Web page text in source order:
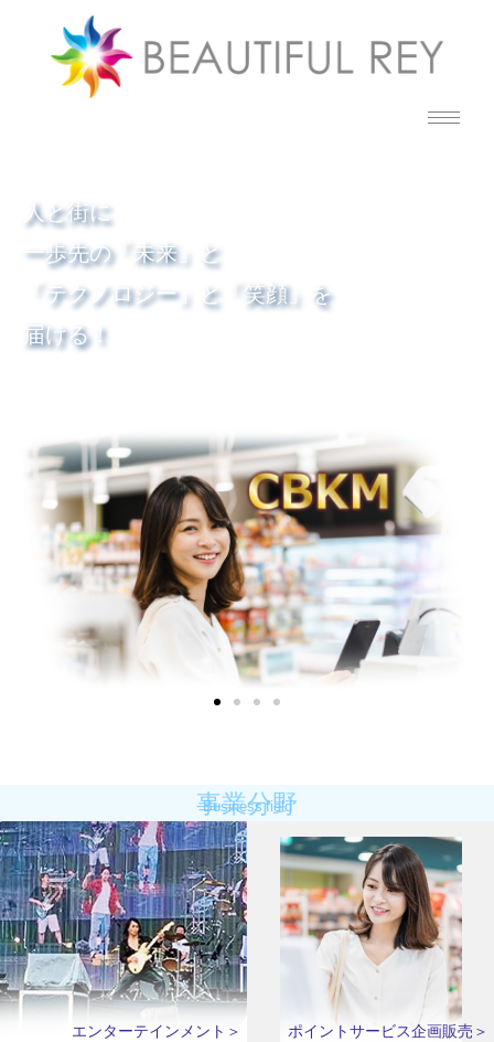
人と街に
一歩先の「未来」と
「テクノロジー」と「笑顔」を
届ける！
事業分野
Business field
エンターテインメント＞ ポイントサービス企画販売＞